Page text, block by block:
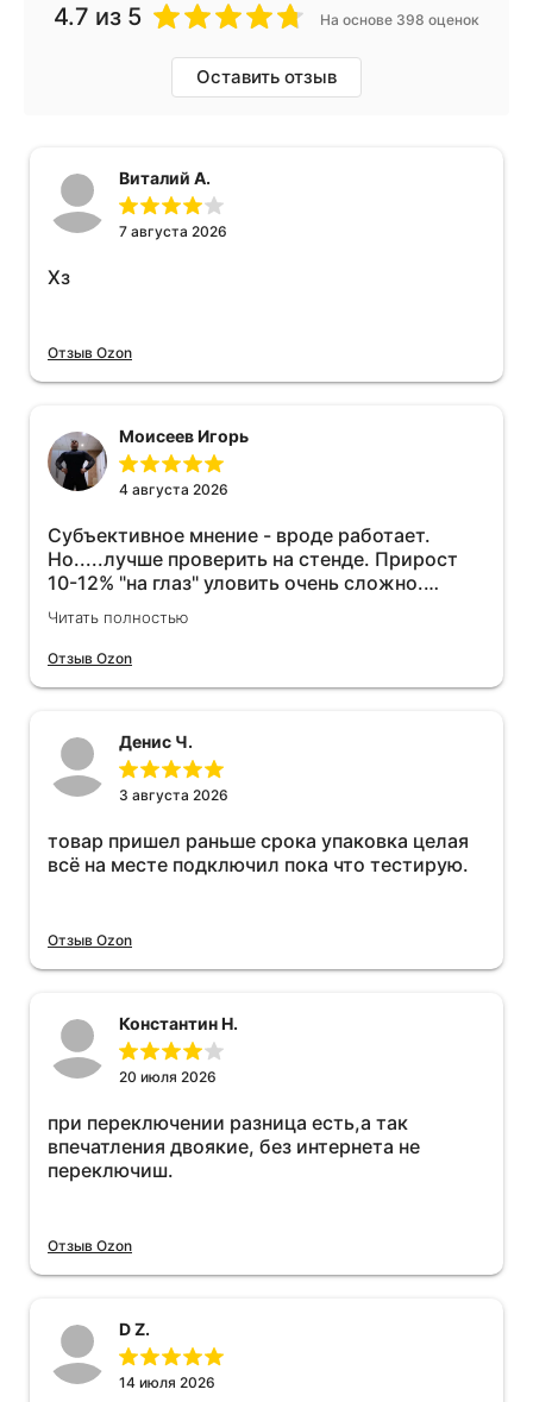
4.7 из 5 На основе 398 оценок
Оставить отзыв
Виталий А.
7 августа 2026
Хз
Отзыв Ozon
Моисеев Игорь
4 августа 2026
Субъективное мнение - вроде работает.
Но.....лучше проверить на стенде. Прирост
10-12% "на глаз" уловить очень сложно.
Покатаюсь, потом отключу и посмотрю, что
будет 😁.
Читать полностью
Отзыв Ozon
Денис Ч.
3 августа 2026
товар пришел раньше срока упаковка целая
всё на месте подключил пока что тестирую.
Отзыв Ozon
Константин Н.
20 июля 2026
при переключении разница есть,а так
впечатления двоякие, без интернета не
переключиш.
Отзыв Ozon
D Z.
14 июля 2026